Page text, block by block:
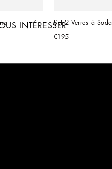
Set 2 Verres à Soda
€195
INTÉRESSER